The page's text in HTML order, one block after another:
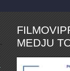
MEDJU